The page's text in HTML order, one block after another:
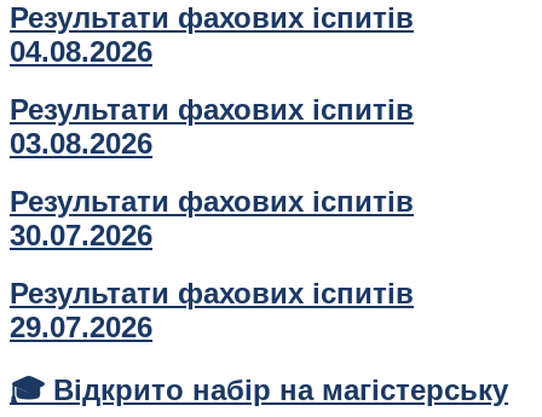
Результати фахових іспитів
04.08.2026
Результати фахових іспитів
03.08.2026
Результати фахових іспитів
30.07.2026
Результати фахових іспитів
29.07.2026
🎓 Відкрито набір на магістерську